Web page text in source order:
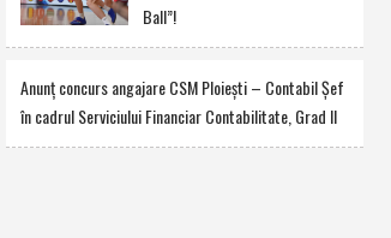
Ball”!
Anunţ concurs angajare CSM Ploieşti – Contabil Şef
în cadrul Serviciului Financiar Contabilitate, Grad II